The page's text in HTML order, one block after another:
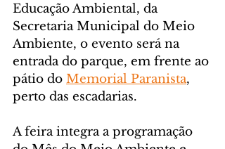
Educação Ambiental, da
Secretaria Municipal do Meio
Ambiente, o evento será na
entrada do parque, em frente ao
pátio do Memorial Paranista,
perto das escadarias.
A feira integra a programação